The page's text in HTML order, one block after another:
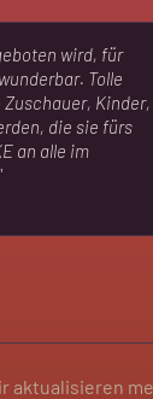
wird, für
Tolle
Kinder,
die sie fürs
an alle im
"